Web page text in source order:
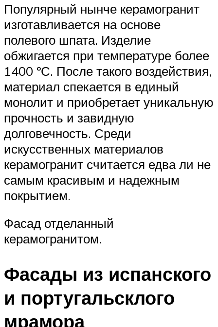
Популярный нынче керамогранит
изготавливается на основе
полевого шпата. Изделие
обжигается при температуре более
1400 ºС. После такого воздействия,
материал спекается в единый
монолит и приобретает уникальную
прочность и завидную
долговечность. Среди
искусственных материалов
керамогранит считается едва ли не
самым красивым и надежным
покрытием.
Фасад отделанный
керамогранитом.
Фасады из испанского
и португальсклого
мрамора